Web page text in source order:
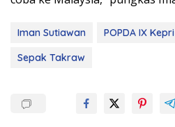
Iman Sutiawan POPDA IX
Sepak Takraw